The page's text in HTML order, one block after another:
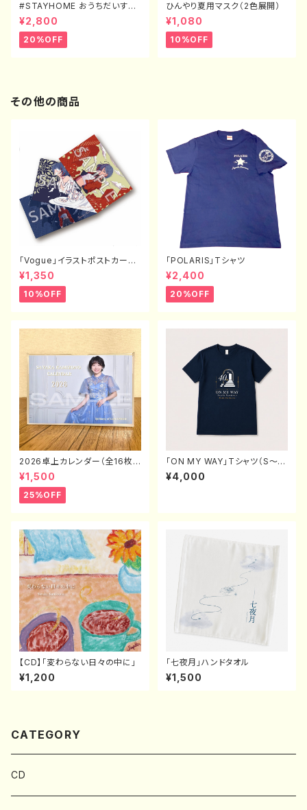
#STAYHOME おうちだいすき
Tシャツ（XXL〜XXXXL）
¥2,800
20%OFF
ひんやり夏用マスク（2色展開）
¥1,080
10%OFF
その他の商品
「Vogue」イラストポストカード
（3枚セット）
¥1,350
10%OFF
「POLARIS」Tシャツ
¥2,400
20%OFF
2026卓上カレンダー（全16枚
封入）
¥1,500
25%OFF
「ON MY WAY」Tシャツ（S〜X
L）
¥4,000
【CD】「変わらない日々の中に」
¥1,200
「七夜月」ハンドタオル
¥1,500
CATEGORY
CD